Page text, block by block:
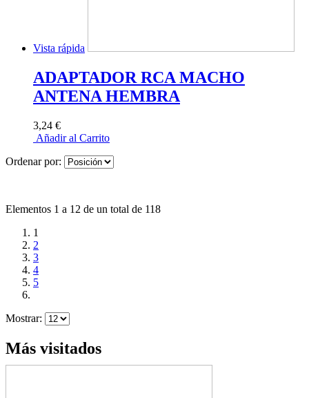
Vista rápida
ADAPTADOR RCA MACHO
ANTENA HEMBRA
3,24 €
Añadir al Carrito
Ordenar por:
Elementos 1 a 12 de un total de 118
1
2
3
4
5
Mostrar:
Más visitados